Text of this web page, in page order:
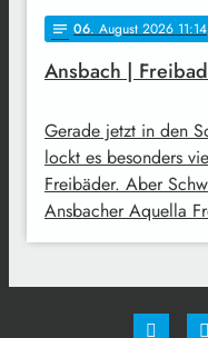
notes 06. August 2026 11:14
Ansbach |
Gerade jetzt in den
lockt es besonders
Freibäder. Aber
Ansbacher Aquella